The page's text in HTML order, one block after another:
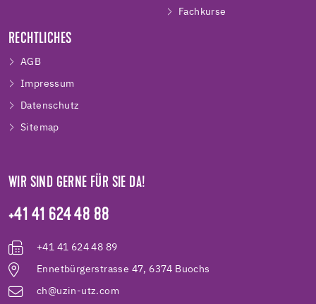
Fachkurse
RECHTLICHES
AGB
Impressum
Datenschutz
Sitemap
WIR SIND GERNE FÜR SIE DA!
+41 41 624 48 88
+41 41 624 48 89
Ennetbürgerstrasse 47, 6374 Buochs
ch@uzin-utz.com